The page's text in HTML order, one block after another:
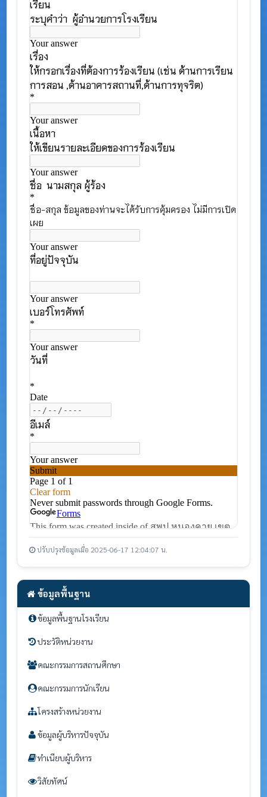
ข้อมูลพื้นฐาน
ข้อมูลพื้นฐานโรงเรียน
ประวัติหน่วยงาน
คณะกรรมการสถานศึกษา
คณะกรรมการนักเรียน
โครงสร้างหน่วยงาน
ข้อมูลผู้บริหารปัจจุบัน
ทำเนียบผู้บริหาร
วิสัยทัศน์
ปรับปรุงข้อมูลเมื่อ 2025-06-17 12:04:07 น.